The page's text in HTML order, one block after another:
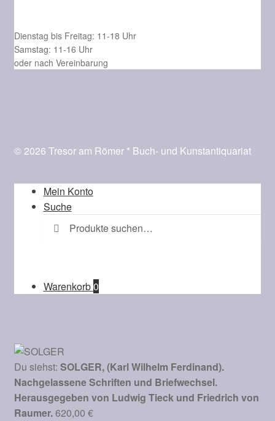
Dienstag bis Freitag: 11-18 Uhr
Samstag: 11-16 Uhr
oder nach Vereinbarung
© 2026 Tresor am Römer * Buch- und Kunstantiquariat
Mein Konto
Suche
Suche
nach:
Suchen
Warenkorb0
Du siehst: SOLGER, (Karl Wilhelm Ferdinand).
Nachgelassene Schriften und Briefwechsel.
Herausgegeben von Ludwig Tieck und Friedrich von
Raumer.620,00 €